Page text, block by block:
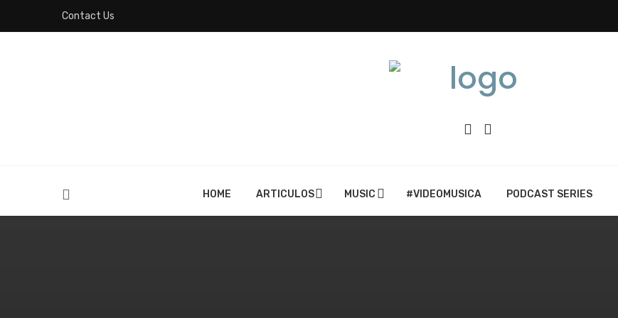
Contact Us
HOME ARTICULOS MUSIC #VIDEOMUSICA PODCAST SERIES